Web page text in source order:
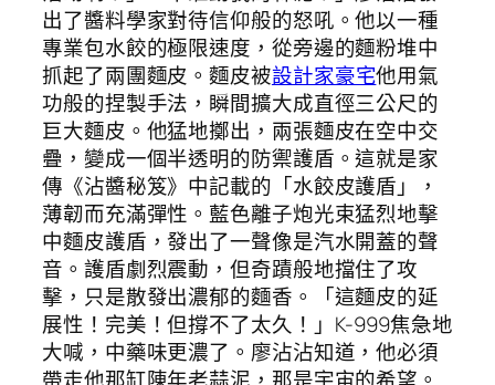
出了醬料學家對待信仰般的怒吼。他以一種
專業包水餃的極限速度，從旁邊的麵粉堆中
抓起了兩團麵皮。麵皮被設計家豪宅他用氣
功般的捏製手法，瞬間擴大成直徑三公尺的
巨大麵皮。他猛地擲出，兩張麵皮在空中交
疊，變成一個半透明的防禦護盾。這就是家
傳《沾醬秘笈》中記載的「水餃皮護盾」，
薄韌而充滿彈性。藍色離子炮光束猛烈地擊
中麵皮護盾，發出了一聲像是汽水開蓋的聲
音。護盾劇烈震動，但奇蹟般地擋住了攻
擊，只是散發出濃郁的麵香。「這麵皮的延
展性！完美！但撐不了太久！」K-999焦急地
大喊，中藥味更濃了。廖沾沾知道，他必須